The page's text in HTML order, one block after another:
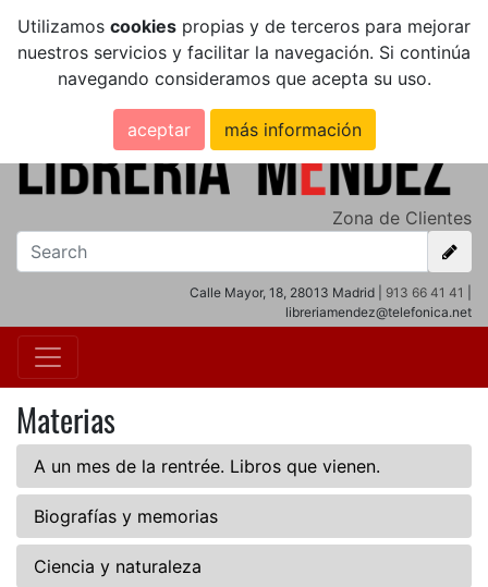
Utilizamos cookies propias y de terceros para mejorar
nuestros servicios y facilitar la navegación. Si continúa
navegando consideramos que acepta su uso.
aceptar más información
Zona de Clientes
Calle Mayor, 18, 28013 Madrid | 913 66 41 41
libreriamendez@telefonica.net
Materias
A un mes de la rentrée. Libros que vienen.
Biografías y memorias
Ciencia y naturaleza